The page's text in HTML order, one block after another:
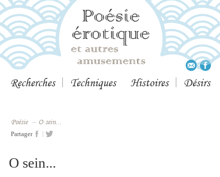
Recherches Techniques Histoires Désirs
Poésie – O sein...
Partager
O sein...